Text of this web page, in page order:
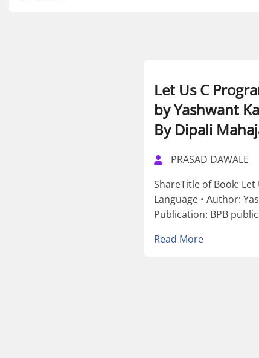
Let Us C
by Yashwant
By Dipali
PRASAD DAWALE
ShareTitle of Book:
Language • Author:
Publication: BPB
Read More